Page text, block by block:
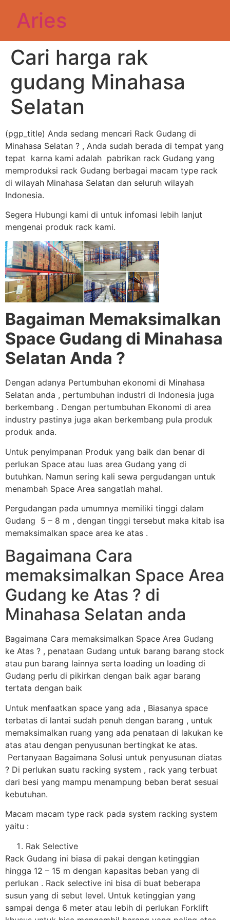
Aries
Cari harga rak
gudang Minahasa
Selatan
(pgp_title) Anda sedang mencari Rack Gudang di
Minahasa Selatan ? , Anda sudah berada di tempat yang
tepat karna kami adalah pabrikan rack Gudang yang
memproduksi rack Gudang berbagai macam type rack
di wilayah Minahasa Selatan dan seluruh wilayah
Indonesia.
Segera Hubungi kami di untuk infomasi lebih lanjut
mengenai produk rack kami.
Bagaiman Memaksimalkan
Space Gudang di Minahasa
Selatan Anda ?
Dengan adanya Pertumbuhan ekonomi di Minahasa
Selatan anda , pertumbuhan industri di Indonesia juga
berkembang . Dengan pertumbuhan Ekonomi di area
industry pastinya juga akan berkembang pula produk
produk anda.
Untuk penyimpanan Produk yang baik dan benar di
perlukan Space atau luas area Gudang yang di
butuhkan. Namun sering kali sewa pergudangan untuk
menambah Space Area sangatlah mahal.
Pergudangan pada umumnya memiliki tinggi dalam
Gudang 5 – 8 m , dengan tinggi tersebut maka kitab isa
memaksimalkan space area ke atas .
Bagaimana Cara
memaksimalkan Space Area
Gudang ke Atas ? di
Minahasa Selatan anda
Bagaimana Cara memaksimalkan Space Area Gudang
ke Atas ? , penataan Gudang untuk barang barang stock
atau pun barang lainnya serta loading un loading di
Gudang perlu di pikirkan dengan baik agar barang
tertata dengan baik
Untuk menfaatkan space yang ada , Biasanya space
terbatas di lantai sudah penuh dengan barang , untuk
memaksimalkan ruang yang ada penataan di lakukan ke
atas atau dengan penyusunan bertingkat ke atas.
Pertanyaan Bagaimana Solusi untuk penyusunan diatas
? Di perlukan suatu racking system , rack yang terbuat
dari besi yang mampu menampung beban berat sesuai
kebutuhan.
Macam macam type rack pada system racking system
yaitu :
Rak Selective
Rack Gudang ini biasa di pakai dengan ketinggian
hingga 12 – 15 m dengan kapasitas beban yang di
perlukan . Rack selective ini bisa di buat beberapa
susun yang di sebut level. Untuk ketinggian yang
sampai denga 6 meter atau lebih di perlukan Forklift